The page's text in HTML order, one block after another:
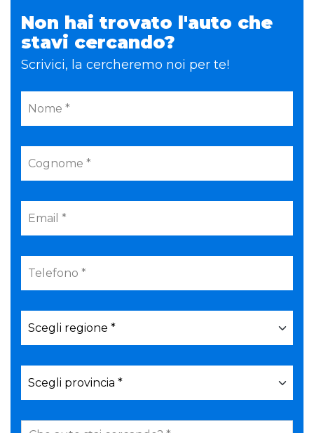
Non hai trovato l'auto che
stavi cercando?
Scrivici, la cercheremo noi per te!